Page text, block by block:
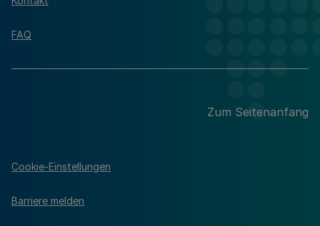
FAQ
Zum Seitenanfang
Cookie-Einstellungen
Barriere melden